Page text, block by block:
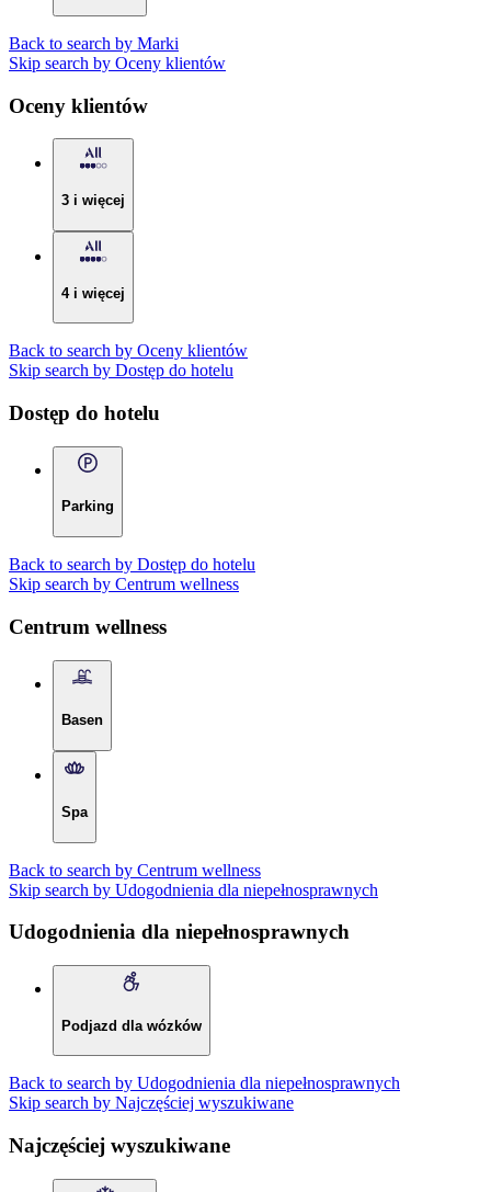
Back to search by Marki
Skip search by Oceny klientów
Oceny klientów
3 i więcej
4 i więcej
Back to search by Oceny klientów
Skip search by Dostęp do hotelu
Dostęp do hotelu
Parking
Back to search by Dostęp do hotelu
Skip search by Centrum wellness
Centrum wellness
Basen
Spa
Back to search by Centrum wellness
Skip search by Udogodnienia dla niepełnosprawnych
Udogodnienia dla niepełnosprawnych
Podjazd dla wózków
Back to search by Udogodnienia dla niepełnosprawnych
Skip search by Najczęściej wyszukiwane
Najczęściej wyszukiwane